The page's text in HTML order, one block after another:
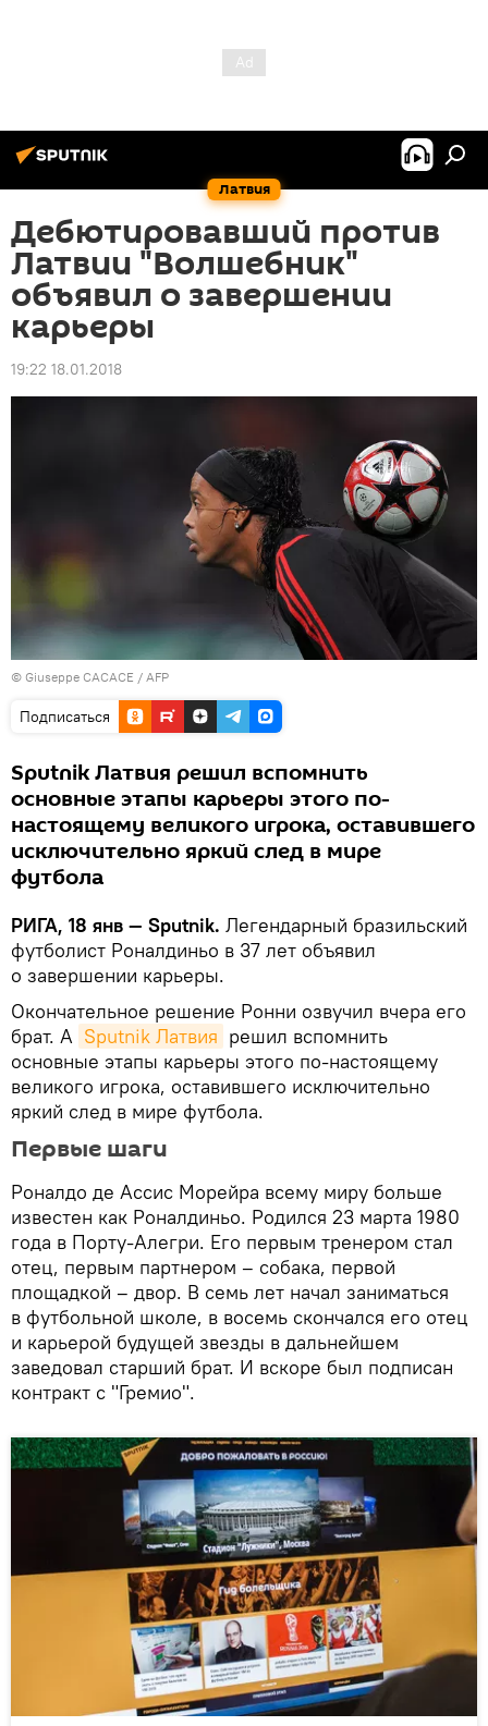
Латвия
Дебютировавший против
Латвии "Волшебник"
объявил о завершении
карьеры
19:22 18.01.2018
© Giuseppe CACACE / AFP
Подписаться
Sputnik Латвия решил вспомнить
основные этапы карьеры этого по-
настоящему великого игрока, оставившего
исключительно яркий след в мире
футбола
РИГА, 18 янв — Sputnik. Легендарный бразильский
футболист Роналдиньо в 37 лет объявил
о завершении карьеры.
Окончательное решение Ронни озвучил вчера его
брат. А Sputnik Латвия решил вспомнить
основные этапы карьеры этого по-настоящему
великого игрока, оставившего исключительно
яркий след в мире футбола.
Первые шаги
Роналдо де Ассис Морейра всему миру больше
известен как Роналдиньо. Родился 23 марта 1980
года в Порту-Алегри. Его первым тренером стал
отец, первым партнером – собака, первой
площадкой – двор. В семь лет начал заниматься
в футбольной школе, в восемь скончался его отец
и карьерой будущей звезды в дальнейшем
заведовал старший брат. И вскоре был подписан
контракт с "Гремио".